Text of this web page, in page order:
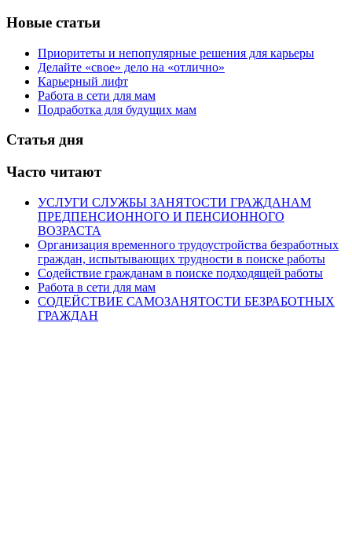
Новые статьи
Приоритеты и непопулярные решения для карьеры
Делайте «свое» дело на «отлично»
Карьерный лифт
Работа в сети для мам
Подработка для будущих мам
Статья дня
Часто читают
УСЛУГИ СЛУЖБЫ ЗАНЯТОСТИ ГРАЖДАНАМ
ПРЕДПЕНСИОННОГО И ПЕНСИОННОГО
ВОЗРАСТА
Организация временного трудоустройства безработных
граждан, испытывающих трудности в поиске работы
Содействие гражданам в поиске подходящей работы
Работа в сети для мам
СОДЕЙСТВИЕ САМОЗАНЯТОСТИ БЕЗРАБОТНЫХ
ГРАЖДАН